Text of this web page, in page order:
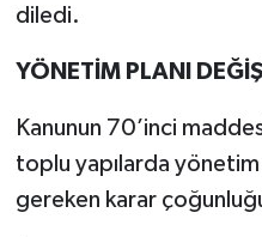
diledi.
YÖNETİM PLANI
Kanunun 70’inci
toplu yapılarda yönetim
gereken karar